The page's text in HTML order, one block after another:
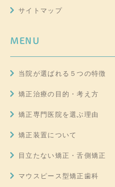
サイトマップ
MENU
当院が選ばれる５つの特徴
矯正治療の目的・考え方
矯正専門医院を選ぶ理由
矯正装置について
目立たない矯正・舌側矯正
マウスピース型矯正歯科